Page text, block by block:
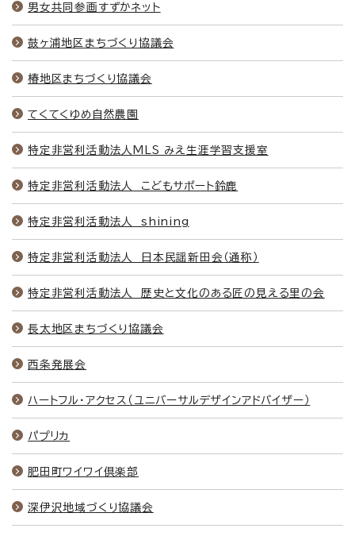
男女共同参画すずかネット
鼓ヶ浦地区まちづくり協議会
椿地区まちづくり協議会
てくてくゆめ自然農園
特定非営利活動法人MLS みえ生涯学習支援室
特定非営利活動法人 こどもサポート鈴鹿
特定非営利活動法人 shining
特定非営利活動法人 日本民謡新田会（通称）
特定非営利活動法人 歴史と文化のある匠の見える里の会
長太地区まちづくり協議会
西条発展会
ハートフル・アクセス（ユニバーサルデザインアドバイザー）
パプリカ
肥田町ワイワイ倶楽部
深伊沢地域づくり協議会